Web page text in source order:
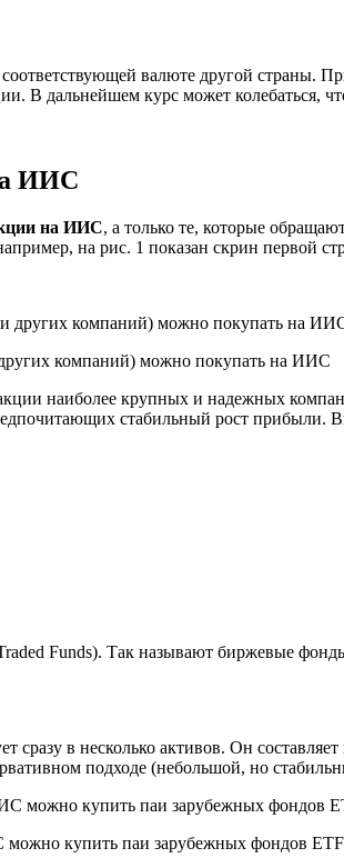
валюте другой страны.
В дальнейшем курс может колебаться,
ИИС
на ИИС, а только те, которые
на рис. 1 показан скрин первой
компаний) можно покупать на ИИС
наиболее крупных и надежных
стабильный рост прибыли.
Funds). Так называют биржевые
в несколько активов. Он
подходе (небольшой, но
купить паи зарубежных фондов